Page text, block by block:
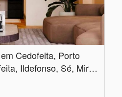
Cedofeita, Porto
Porto, Porto, Cedofeita, Ildefonso, Sé, Miragaia, Nicolau, Vitória